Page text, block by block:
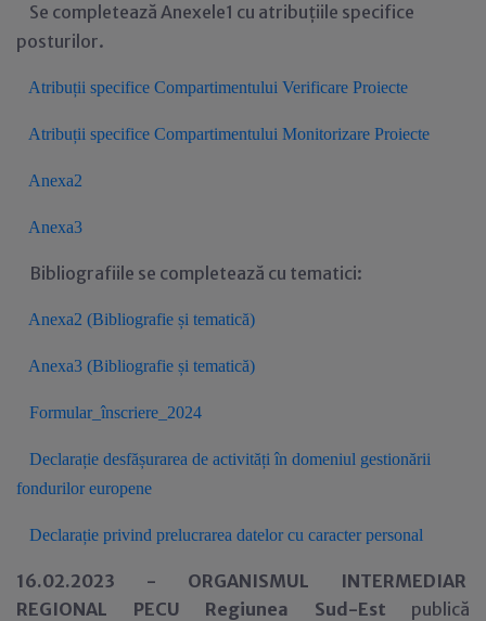
Se completează Anexele1 cu atribuțiile specifice
posturilor.
Atribuții specifice Compartimentului Verificare Proiecte
Atribuții specifice Compartimentului Monitorizare Proiecte
Anexa2
Anexa3
Bibliografiile se completează cu tematici:
Anexa2 (Bibliografie și tematică)
Anexa3 (Bibliografie și tematică)
Formular_înscriere_2024
Declarație desfășurarea de activități în domeniul gestionării
fondurilor europene
Declarație privind prelucrarea datelor cu caracter personal
16.02.2023 - ORGANISMUL INTERMEDIAR
REGIONAL PECU Regiunea Sud-Est
publică